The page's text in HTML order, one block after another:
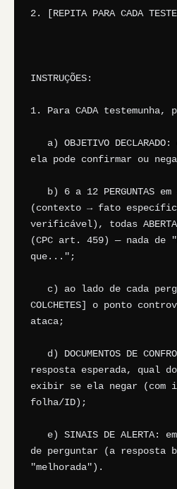
2. [REPITA PARA CADA
INSTRUÇÕES:
1. Para CADA testemunha,
ela pode confirmar ou
(contexto → fato
verificável), todas
(CPC art. 459) — nada de
que...";
COLCHETES] o ponto
ataca;
resposta esperada, qual
exibir se ela negar (com
folha/ID);
de perguntar (a resposta
"melhorada").